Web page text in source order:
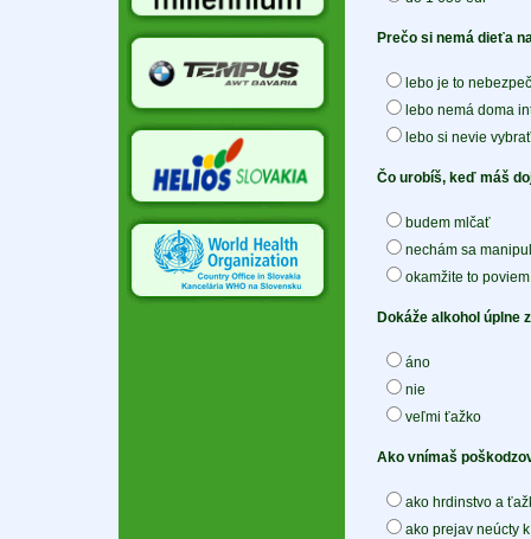
Prečo si nemá dieťa
lebo je to
lebo nemá doma
lebo si nevie
Čo urobíš, keď máš
budem mlčať
nechám sa
okamžite to
Dokáže alkohol úplne
áno
nie
veľmi ťažko
Ako vnímaš
ako hrdinstvo a
ako prejav neúcty